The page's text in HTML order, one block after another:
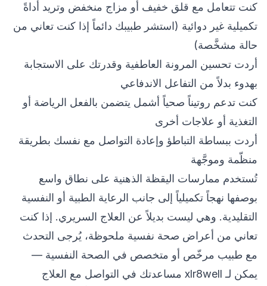
كنت تتعامل مع قلق خفيف أو مزاج منخفض وتريد أداةً
تكميلية غير دوائية (استشر طبيبك دائماً إذا كنت تعاني من
حالة مشخَّصة)
أردت تحسين المرونة العاطفية وقدرتك على الاستجابة
بهدوء بدلاً من التفاعل الاندفاعي
كنت تدعم روتيناً صحياً أشمل يتضمن بالفعل الرياضة أو
التغذية أو علاجات أخرى
أردت ببساطة التباطؤ وإعادة التواصل مع نفسك بطريقة
منظّمة وموجَّهة
تُستخدم ممارسات اليقظة الذهنية على نطاق واسع
بوصفها نهجاً تكميلياً إلى جانب الرعاية الطبية أو النفسية
التقليدية. وهي ليست بديلاً عن العلاج السريري. إذا كنت
تعاني من أعراض صحة نفسية ملحوظة، يُرجى التحدث
مع طبيب مرخّص أو متخصص في الصحة النفسية —
يمكن لـ xlr8well مساعدتك في التواصل مع
العلاج